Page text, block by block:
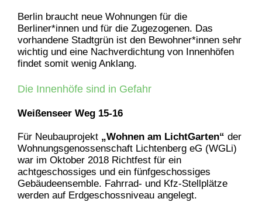
Berlin braucht neue Wohnungen für die
Berliner*innen und für die Zugezogenen. Das
vorhandene Stadtgrün ist den Bewohner*innen sehr
wichtig und eine Nachverdichtung von Innenhöfen
findet somit wenig Anklang.
Die Innenhöfe sind in Gefahr
Weißenseer Weg 15-16
Für Neubauprojekt „Wohnen am LichtGarten“ der
Wohnungsgenossenschaft Lichtenberg eG (WGLi)
war im Oktober 2018 Richtfest für ein
achtgeschossiges und ein fünfgeschossiges
Gebäudeensemble. Fahrrad- und Kfz-Stellplätze
werden auf Erdgeschossniveau angelegt.